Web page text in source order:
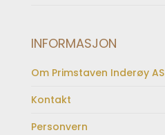
INFORMASJON
Om Primstaven Inderøy AS
Kontakt
Personvern